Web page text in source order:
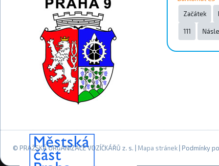
Strana
Začátek
111
© PRAŽSKÁ ORGANIZACE VOZÍČKÁŘŮ z. s. | Mapa stránek | Podmínky